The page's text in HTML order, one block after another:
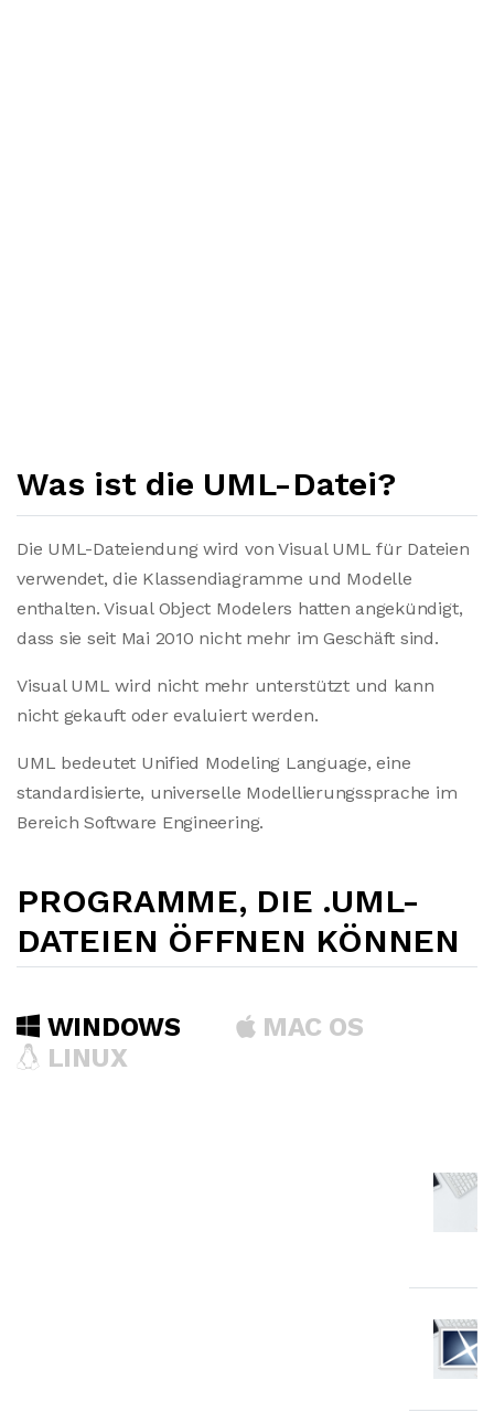
Was ist die UML-Datei?
Die UML-Dateiendung wird von Visual UML für Dateien
verwendet, die Klassendiagramme und Modelle
enthalten. Visual Object Modelers hatten angekündigt,
dass sie seit Mai 2010 nicht mehr im Geschäft sind.
Visual UML wird nicht mehr unterstützt und kann
nicht gekauft oder evaluiert werden.
UML bedeutet Unified Modeling Language, eine
standardisierte, universelle Modellierungssprache im
Bereich Software Engineering.
PROGRAMME, DIE .UML-
DATEIEN ÖFFNEN KÖNNEN
WINDOWS
MAC OS
LINUX